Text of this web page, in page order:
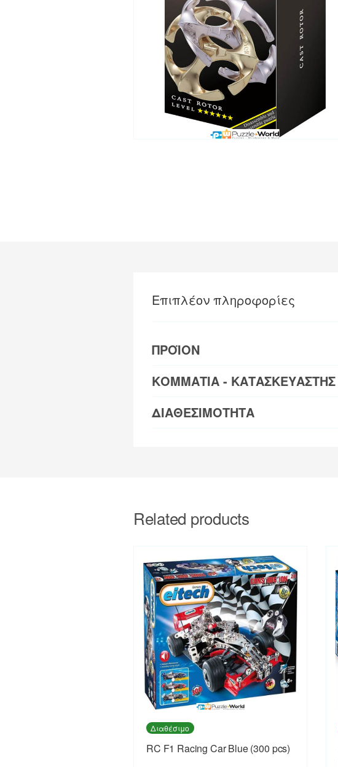
Επιπλέον πληροφορίες
ΠΡΟΪΟΝ
ΚΟΜΜΑΤΙΑ - ΚΑΤΑΣΚΕΥΑΣΤΗΣ
ΔΙΑΘΕΣΙΜΟΤΗΤΑ
Related products
Διαθέσιμο
RC F1 Racing Car Blue (300 pcs)